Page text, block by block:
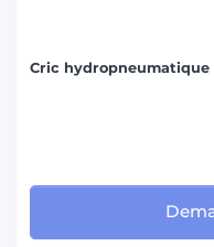
Cric hydropneumatique